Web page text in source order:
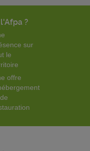
?
sur
le
offre